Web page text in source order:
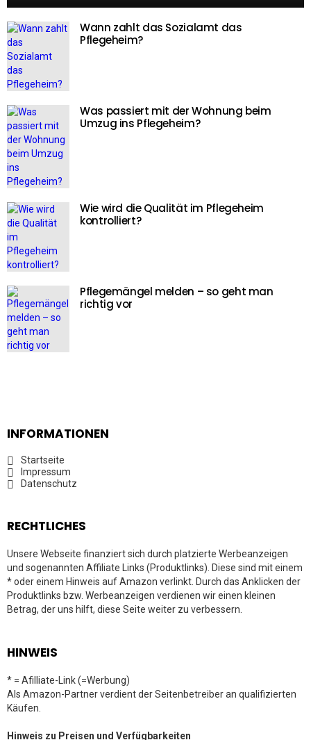
Wann zahlt das Sozialamt das
Pflegeheim?
Was passiert mit der Wohnung beim
Umzug ins Pflegeheim?
Wie wird die Qualität im Pflegeheim
kontrolliert?
Pflegemängel melden – so geht man
richtig vor
INFORMATIONEN
Startseite
Impressum
Datenschutz
RECHTLICHES
Unsere Webseite finanziert sich durch platzierte Werbeanzeigen
und sogenannten Affiliate Links (Produktlinks). Diese sind mit einem
* oder einem Hinweis auf Amazon verlinkt. Durch das Anklicken der
Produktlinks bzw. Werbeanzeigen verdienen wir einen kleinen
Betrag, der uns hilft, diese Seite weiter zu verbessern.
HINWEIS
* = Afilliate-Link (=Werbung)
Als Amazon-Partner verdient der Seitenbetreiber an qualifizierten
Käufen.
Hinweis zu Preisen und Verfügbarkeiten